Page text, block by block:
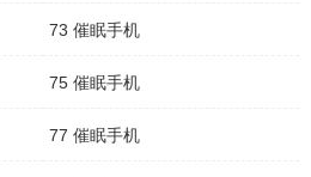
73 催眠手机
75 催眠手机
77 催眠手机